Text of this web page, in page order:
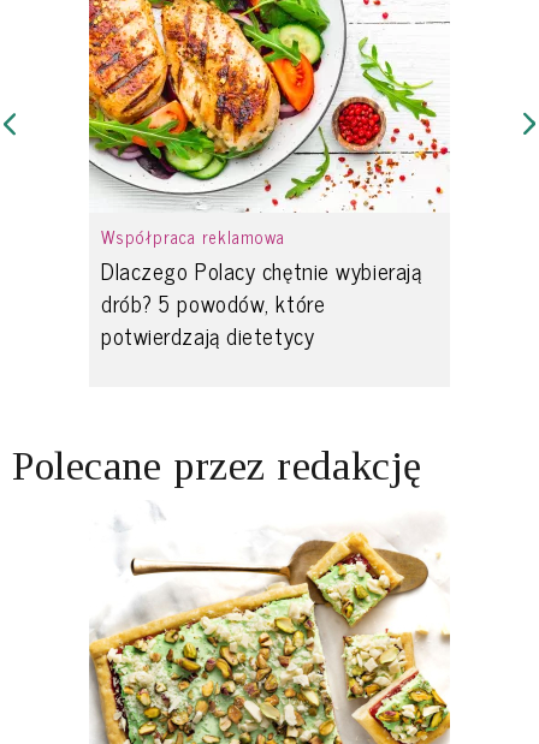
Współpraca reklamowa
Dlaczego Polacy chętnie wybierają
drób? 5 powodów, które
potwierdzają dietetycy
Polecane przez redakcję